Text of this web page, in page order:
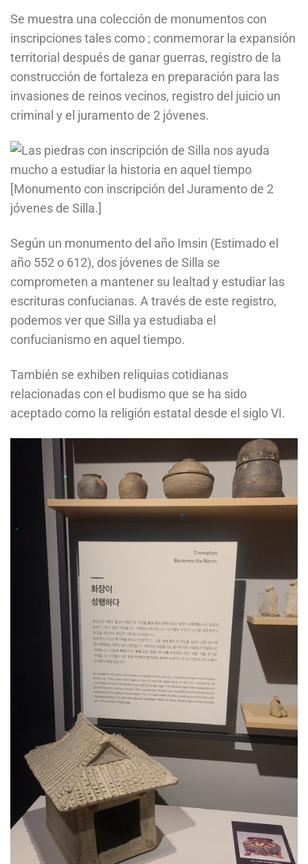
Se muestra una colección de monumentos con
inscripciones tales como ; conmemorar la expansión
territorial después de ganar guerras, registro de la
construcción de fortaleza en preparación para las
invasiones de reinos vecinos, registro del juicio un
criminal y el juramento de 2 jóvenes.
[Monumento con inscripción del Juramento de 2
jóvenes de Silla.]
Según un monumento del año Imsin (Estimado el
año 552 o 612), dos jóvenes de Silla se
comprometen a mantener su lealtad y estudiar las
escrituras confucianas. A través de este registro,
podemos ver que Silla ya estudiaba el
confucianismo en aquel tiempo.
También se exhiben reliquias cotidianas
relacionadas con el budismo que se ha sido
aceptado como la religión estatal desde el siglo VI.